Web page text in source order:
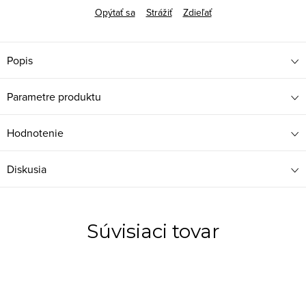
Opýtať sa
Strážiť Zdieľať
Popis
Parametre produktu
Hodnotenie
Diskusia
Súvisiaci tovar